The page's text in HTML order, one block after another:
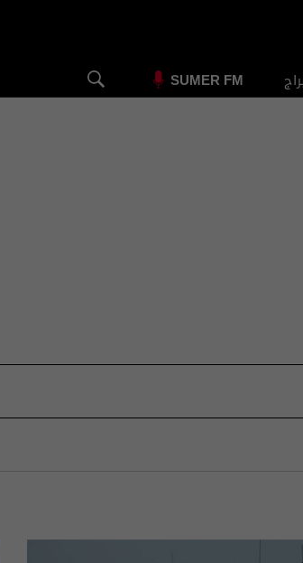
SUMER FM